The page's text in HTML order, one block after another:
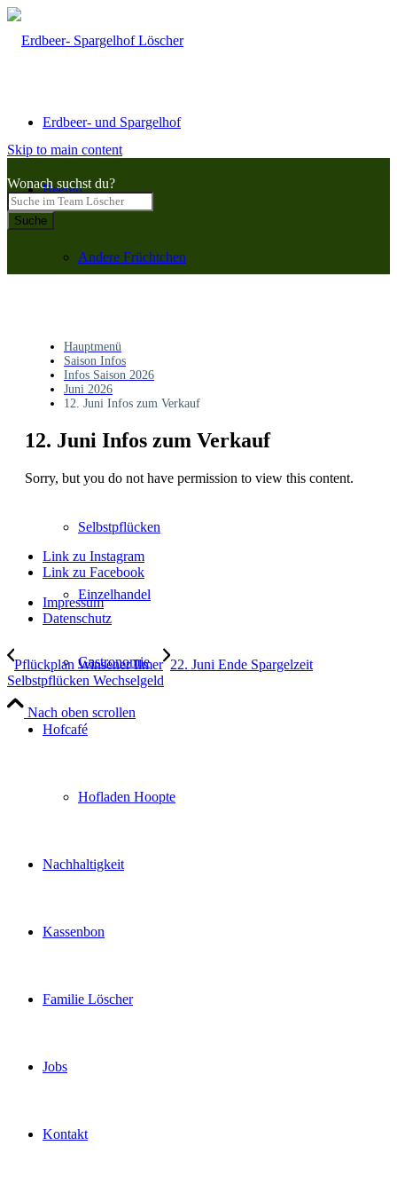
Erdbeer- und Spargelhof
Beeren
Andere Früchtchen
Vertrieb
Selbstpflücken
Einzelhandel
Gastronomie
Hofcafé
Hofladen Hoopte
Nachhaltigkeit
Kassenbon
Familie Löscher
Jobs
Kontakt
Skip to main content
Wonach suchst du?
Suche
Hauptmenü
Saison Infos
Infos Saison 2026
Juni 2026
12. Juni Infos zum Verkauf
12. Juni Infos zum Verkauf
Sorry, but you do not have permission to view this content.
Link zu Instagram
Link zu Facebook
Impressum
Datenschutz
Pflückplan Winsener Ilmer 22. Juni Ende Spargelzeit
Selbstpflücken Wechselgeld
Nach oben scrollen